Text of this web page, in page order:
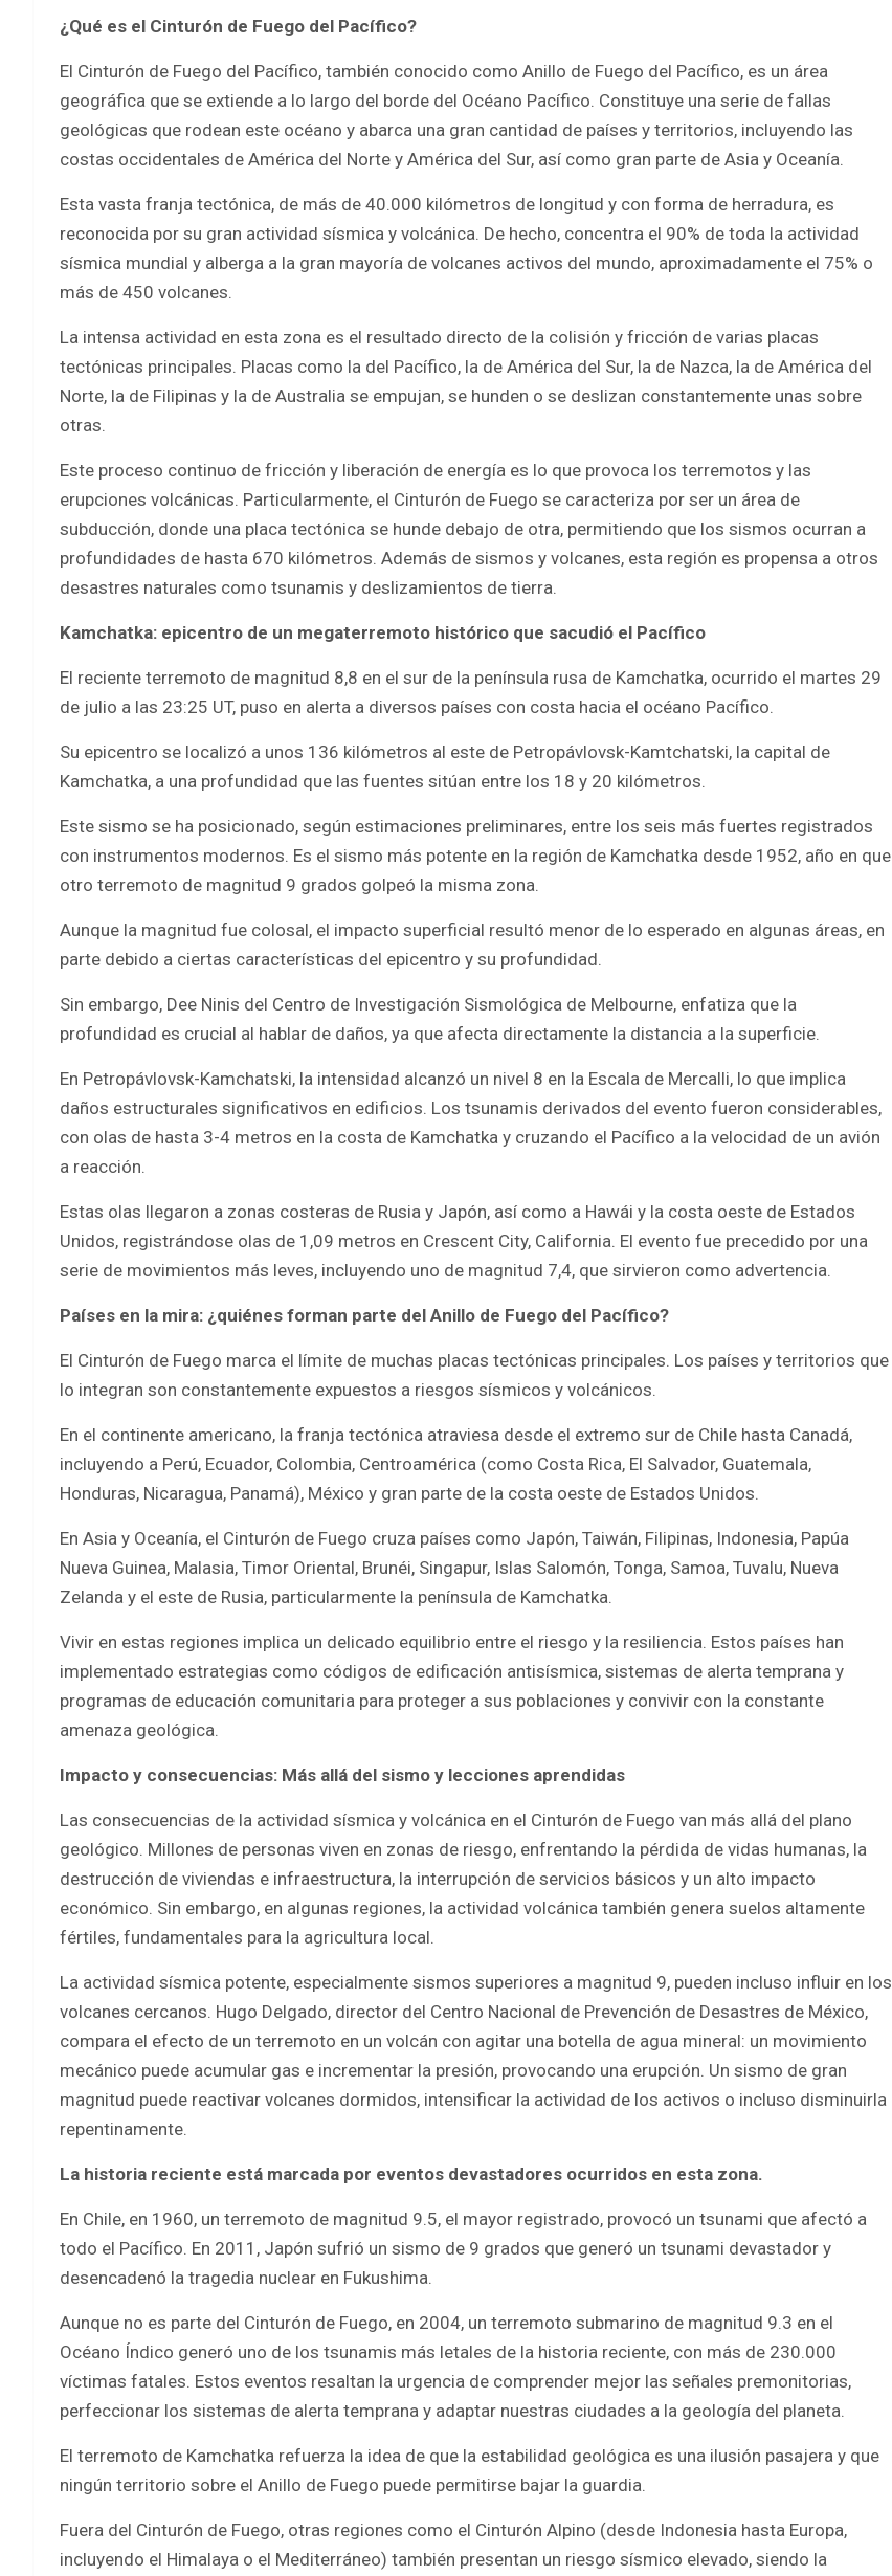
o
k
p
p
¿Qué es el Cinturón de Fuego del Pacífico?
El Cinturón de Fuego del Pacífico, también conocido como Anillo de Fuego del Pacífico, es un área
geográfica que se extiende a lo largo del borde del Océano Pacífico. Constituye una serie de fallas
geológicas que rodean este océano y abarca una gran cantidad de países y territorios, incluyendo las
costas occidentales de América del Norte y América del Sur, así como gran parte de Asia y Oceanía.
Esta vasta franja tectónica, de más de 40.000 kilómetros de longitud y con forma de herradura, es
reconocida por su gran actividad sísmica y volcánica. De hecho, concentra el 90% de toda la actividad
sísmica mundial y alberga a la gran mayoría de volcanes activos del mundo, aproximadamente el 75% o
más de 450 volcanes.
La intensa actividad en esta zona es el resultado directo de la colisión y fricción de varias placas
tectónicas principales. Placas como la del Pacífico, la de América del Sur, la de Nazca, la de América del
Norte, la de Filipinas y la de Australia se empujan, se hunden o se deslizan constantemente unas sobre
otras.
Este proceso continuo de fricción y liberación de energía es lo que provoca los terremotos y las
erupciones volcánicas. Particularmente, el Cinturón de Fuego se caracteriza por ser un área de
subducción, donde una placa tectónica se hunde debajo de otra, permitiendo que los sismos ocurran a
profundidades de hasta 670 kilómetros. Además de sismos y volcanes, esta región es propensa a otros
desastres naturales como tsunamis y deslizamientos de tierra.
Kamchatka: epicentro de un megaterremoto histórico que sacudió el Pacífico
El reciente terremoto de magnitud 8,8 en el sur de la península rusa de Kamchatka, ocurrido el martes 29
de julio a las 23:25 UT, puso en alerta a diversos países con costa hacia el océano Pacífico.
Su epicentro se localizó a unos 136 kilómetros al este de Petropávlovsk-Kamtchatski, la capital de
Kamchatka, a una profundidad que las fuentes sitúan entre los 18 y 20 kilómetros.
Este sismo se ha posicionado, según estimaciones preliminares, entre los seis más fuertes registrados
con instrumentos modernos. Es el sismo más potente en la región de Kamchatka desde 1952, año en que
otro terremoto de magnitud 9 grados golpeó la misma zona.
Aunque la magnitud fue colosal, el impacto superficial resultó menor de lo esperado en algunas áreas, en
parte debido a ciertas características del epicentro y su profundidad.
Sin embargo, Dee Ninis del Centro de Investigación Sismológica de Melbourne, enfatiza que la
profundidad es crucial al hablar de daños, ya que afecta directamente la distancia a la superficie.
En Petropávlovsk-Kamchatski, la intensidad alcanzó un nivel 8 en la Escala de Mercalli, lo que implica
daños estructurales significativos en edificios. Los tsunamis derivados del evento fueron considerables,
con olas de hasta 3-4 metros en la costa de Kamchatka y cruzando el Pacífico a la velocidad de un avión
a reacción.
Estas olas llegaron a zonas costeras de Rusia y Japón, así como a Hawái y la costa oeste de Estados
Unidos, registrándose olas de 1,09 metros en Crescent City, California. El evento fue precedido por una
serie de movimientos más leves, incluyendo uno de magnitud 7,4, que sirvieron como advertencia.
Países en la mira: ¿quiénes forman parte del Anillo de Fuego del Pacífico?
El Cinturón de Fuego marca el límite de muchas placas tectónicas principales. Los países y territorios que
lo integran son constantemente expuestos a riesgos sísmicos y volcánicos.
En el continente americano, la franja tectónica atraviesa desde el extremo sur de Chile hasta Canadá,
incluyendo a Perú, Ecuador, Colombia, Centroamérica (como Costa Rica, El Salvador, Guatemala,
Honduras, Nicaragua, Panamá), México y gran parte de la costa oeste de Estados Unidos.
En Asia y Oceanía, el Cinturón de Fuego cruza países como Japón, Taiwán, Filipinas, Indonesia, Papúa
Nueva Guinea, Malasia, Timor Oriental, Brunéi, Singapur, Islas Salomón, Tonga, Samoa, Tuvalu, Nueva
Zelanda y el este de Rusia, particularmente la península de Kamchatka.
Vivir en estas regiones implica un delicado equilibrio entre el riesgo y la resiliencia. Estos países han
implementado estrategias como códigos de edificación antisísmica, sistemas de alerta temprana y
programas de educación comunitaria para proteger a sus poblaciones y convivir con la constante
amenaza geológica.
Impacto y consecuencias: Más allá del sismo y lecciones aprendidas
Las consecuencias de la actividad sísmica y volcánica en el Cinturón de Fuego van más allá del plano
geológico. Millones de personas viven en zonas de riesgo, enfrentando la pérdida de vidas humanas, la
destrucción de viviendas e infraestructura, la interrupción de servicios básicos y un alto impacto
económico. Sin embargo, en algunas regiones, la actividad volcánica también genera suelos altamente
fértiles, fundamentales para la agricultura local.
La actividad sísmica potente, especialmente sismos superiores a magnitud 9, pueden incluso influir en los
volcanes cercanos. Hugo Delgado, director del Centro Nacional de Prevención de Desastres de México,
compara el efecto de un terremoto en un volcán con agitar una botella de agua mineral: un movimiento
mecánico puede acumular gas e incrementar la presión, provocando una erupción. Un sismo de gran
magnitud puede reactivar volcanes dormidos, intensificar la actividad de los activos o incluso disminuirla
repentinamente.
La historia reciente está marcada por eventos devastadores ocurridos en esta zona.
En Chile, en 1960, un terremoto de magnitud 9.5, el mayor registrado, provocó un tsunami que afectó a
todo el Pacífico. En 2011, Japón sufrió un sismo de 9 grados que generó un tsunami devastador y
desencadenó la tragedia nuclear en Fukushima.
Aunque no es parte del Cinturón de Fuego, en 2004, un terremoto submarino de magnitud 9.3 en el
Océano Índico generó uno de los tsunamis más letales de la historia reciente, con más de 230.000
víctimas fatales. Estos eventos resaltan la urgencia de comprender mejor las señales premonitorias,
perfeccionar los sistemas de alerta temprana y adaptar nuestras ciudades a la geología del planeta.
El terremoto de Kamchatka refuerza la idea de que la estabilidad geológica es una ilusión pasajera y que
ningún territorio sobre el Anillo de Fuego puede permitirse bajar la guardia.
Fuera del Cinturón de Fuego, otras regiones como el Cinturón Alpino (desde Indonesia hasta Europa,
incluyendo el Himalaya o el Mediterráneo) también presentan un riesgo sísmico elevado, siendo la